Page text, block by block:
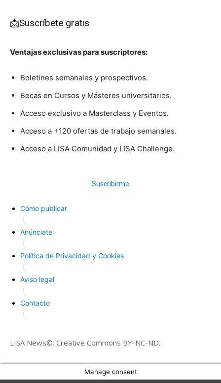
📩Suscríbete gratis
Ventajas exclusivas para suscriptores:
Boletines semanales y prospectivos.
Becas en Cursos y Másteres universitarios.
Acceso exclusivo a Masterclass y Eventos.
Acceso a +120 ofertas de trabajo semanales.
Acceso a LISA Comunidad y LISA Challenge.
Suscribirme
Cómo publicar
Anúnciate
Política de Privacidad y Cookies
Aviso legal
Contacto
LISA News©. Creative Commons BY-NC-ND.
Manage consent